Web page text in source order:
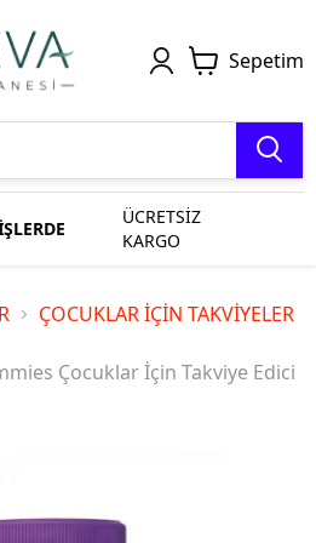
Sepetim
ÜCRETSİZ
KARGO
ÇOCUKLAR İÇİN TAKVİYELER
Çocuklar İçin Takviye Edici